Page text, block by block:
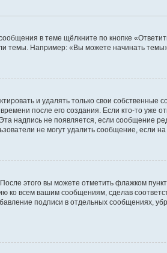
в теме щёлкните по кнопке
темы. Например: «Вы можете начинать
и удалять только свои
после его создания. Если кто-то уже
надпись не появляется, если сообщение
не могут удалить сообщение, если на
этого вы можете отметить флажком пункт
ко всем вашим сообщениям, сделав
подписи в отдельных сообщениях,